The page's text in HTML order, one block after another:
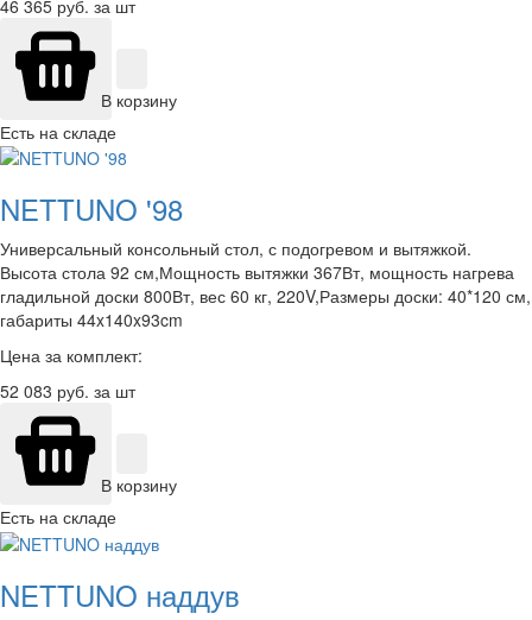
46 365 руб. за шт
В корзину
Есть на складе
NETTUNO '98
Универсальный консольный стол, с подогревом и вытяжкой.
Высота стола 92 см,Мощность вытяжки 367Вт, мощность нагрева
гладильной доски 800Вт, вес 60 кг, 220V,Размеры доски: 40*120 см,
габариты 44x140x93cm
Цена за комплект:
52 083 руб. за шт
В корзину
Есть на складе
NETTUNO наддув